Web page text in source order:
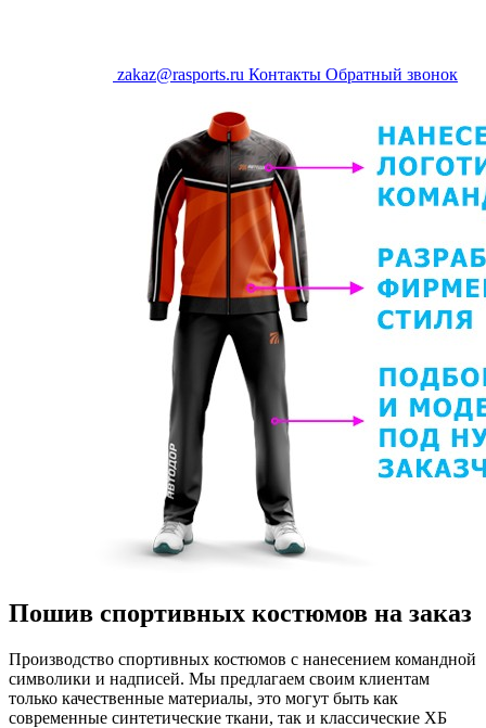
zakaz@rasports.ru Контакты Обратный звонок
Пошив спортивных костюмов на заказ
Производство спортивных костюмов с нанесением командной
символики и надписей. Мы предлагаем своим клиентам
только качественные материалы, это могут быть как
современные синтетические ткани, так и классические ХБ